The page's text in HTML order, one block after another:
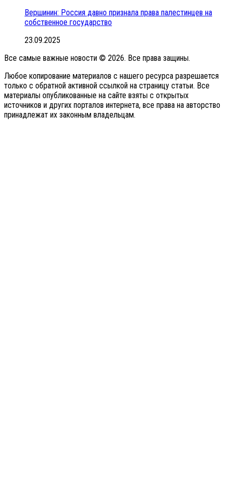
Вершинин: Россия давно признала права палестинцев на
собственное государство
23.09.2025
Все самые важные новости © 2026. Все права защины.
Любое копирование материалов с нашего ресурса разрешается
только с обратной активной ссылкой на страницу статьи. Все
материалы опубликованные на сайте взяты с открытых
источников и других порталов интернета, все права на авторство
принадлежат их законным владельцам.